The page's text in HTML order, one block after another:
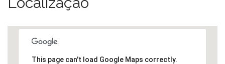
This page can't load Google Maps correctly.